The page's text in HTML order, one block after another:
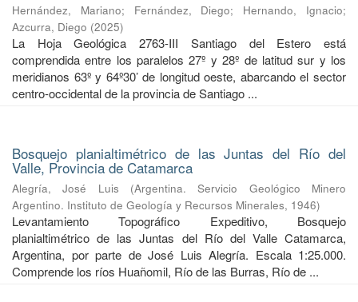
Hernández, Mariano; Fernández, Diego; Hernando, Ignacio;
Azcurra, Diego (2025)
La Hoja Geológica 2763-III Santiago del Estero está
comprendida entre los paralelos 27º y 28º de latitud sur y los
meridianos 63º y 64º30’ de longitud oeste, abarcando el sector
centro-occidental de la provincia de Santiago ...
Bosquejo planialtimétrico de las Juntas del Río del
Valle, Provincia de Catamarca
Alegría, José Luis (Argentina. Servicio Geológico Minero
Argentino. Instituto de Geología y Recursos Minerales, 1946)
Levantamiento Topográfico Expeditivo, Bosquejo
planialtimétrico de las Juntas del Río del Valle Catamarca,
Argentina, por parte de José Luis Alegría. Escala 1:25.000.
Comprende los ríos Huañomil, Río de las Burras, Río de ...